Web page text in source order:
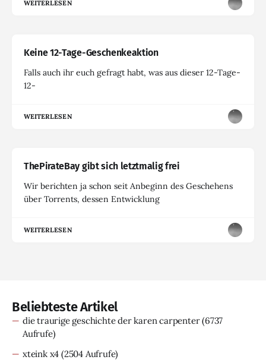
WEITERLESEN
Keine 12-Tage-Geschenkeaktion
Falls auch ihr euch gefragt habt, was aus dieser 12-Tage-
12-
WEITERLESEN
ThePirateBay gibt sich letztmalig frei
Wir berichten ja schon seit Anbeginn des Geschehens
über Torrents, dessen Entwicklung
WEITERLESEN
Beliebteste Artikel
die traurige geschichte der karen carpenter(6737
Aufrufe)
xteink x4 (2504 Aufrufe)